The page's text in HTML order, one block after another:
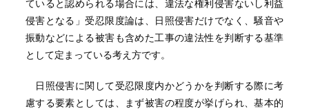
ていると認められる場合には、違法な権利侵害ないし利益
侵害となる」受忍限度論は、日照侵害だけでなく、騒音や
振動などによる被害も含めた工事の違法性を判断する基準
として定まっている考え方です。
日照侵害に関して受忍限度内かどうかを判断する際に考
慮する要素としては、まず被害の程度が挙げられ、基本的